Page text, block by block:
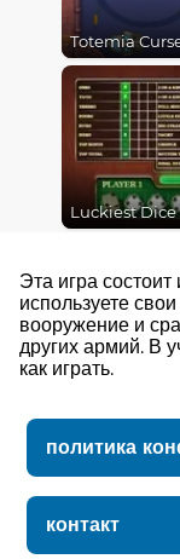
Luckiest Dice
Эта игра состоит
используете
вооружение и
других армий. В
как играть.
политика
контакт